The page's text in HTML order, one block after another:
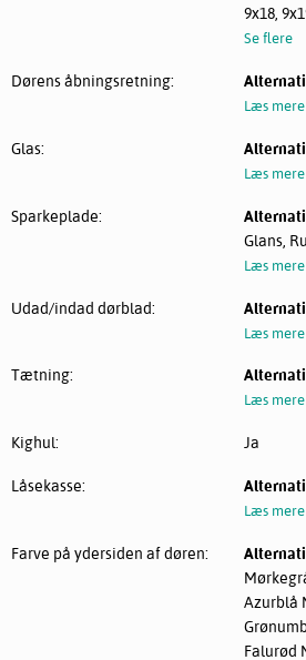
9x18,
Se flere
Dørens åbningsretning:
Læs mere
Glas:
Læs mere
Sparkeplade:
Glans,
Læs mere
Udad/indad dørblad:
Læs mere
Tætning:
Læs mere
Kighul: Ja
Låsekasse:
Læs mere
Farve på ydersiden af døren:
Azurblå
Falurød